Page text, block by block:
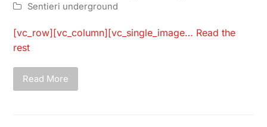
Sentieri underground
[vc_row][vc_column][vc_single_image… Read the
rest
Read More